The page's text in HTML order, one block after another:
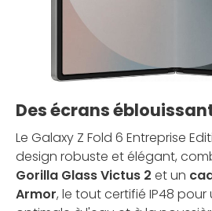
Des écrans
Le Galaxy Z Fold 6 Entreprise
design robuste et élégant,
Gorilla Glass Victus 2 et un
Armor, le tout certifié IP48